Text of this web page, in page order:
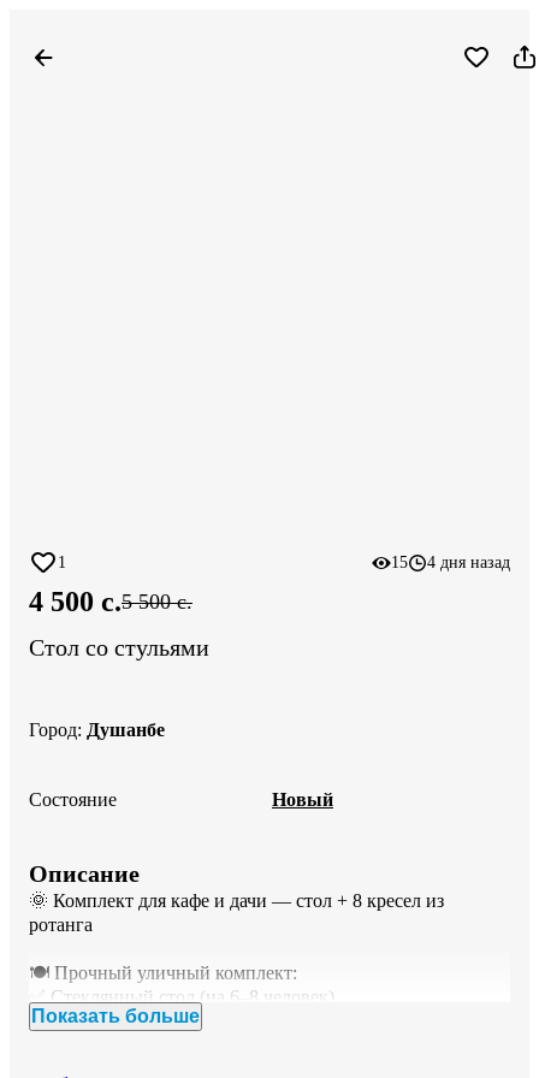
1 15 4 дня назад
4 500 c.5 500 c.
Стол со стульями
Город: Душанбе
Состояние Новый
Описание
🌞 Комплект для кафе и дачи — стол + 8 кресел из
ротанга
🍽 Прочный уличный комплект:
✅ Стеклянный стол (на 6–8 человек)
✅ Кресла из искусственного ротанга — лёгкие, но
Показать больше